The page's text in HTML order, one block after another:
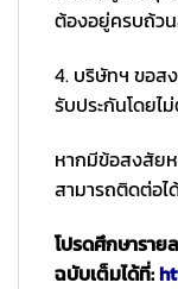
ต้องอยู่ครบถ้ว
4. บริษัทฯ ขอส
รับประกันโดยไ
หากมีข้อสงสัย
สามารถติดต่อไ
โปรดศึกษาราย
ฉบับเต็มได้ที่: